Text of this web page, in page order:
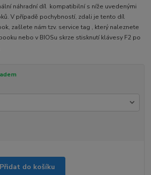
náhradní díl kompatibilní s níže uvedenými
V případě pochybností, zdali je tento díl
zašlete nám tzv. service tag , který naleznete
nebo v BIOSu skrze stisknutí klávesy F2 po
Přidat do košíku